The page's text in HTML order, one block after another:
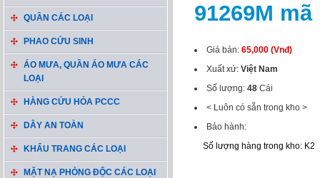
QUẦN CÁC LOẠI
PHAO CỨU SINH
ÁO MƯA, QUẦN ÁO MƯA CÁC
LOẠI
HÀNG CỨU HỎA PCCC
DÂY AN TOÀN
KHẨU TRANG CÁC LOẠI
MẶT NẠ PHÒNG ĐỘC CÁC LOẠI
91269M mã
Giá bán: 65,000 (Vnđ)
Xuất xứ: Việt Nam
Số lượng: 48 Cái
< Luôn có sẵn trong kho >
Bảo hành:
Số lượng hàng trong kho: K2